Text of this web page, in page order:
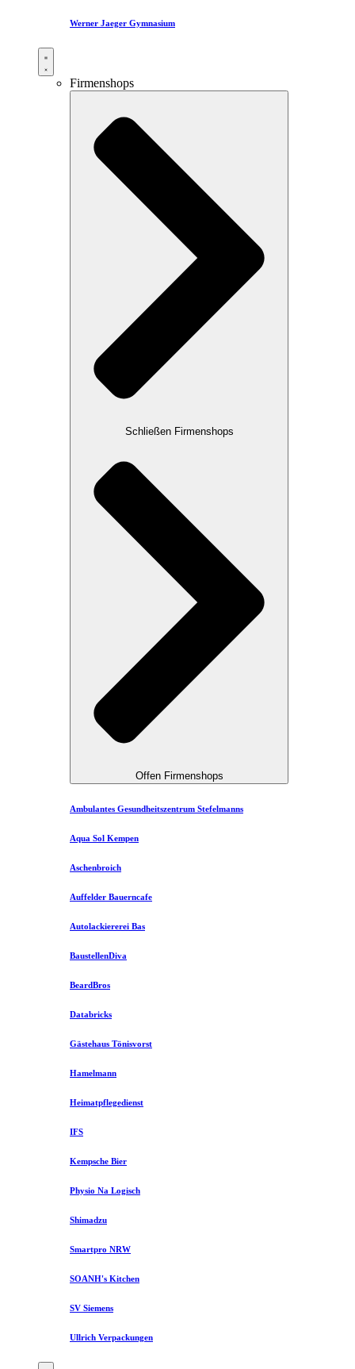
Werner Jaeger Gymnasium
Firmenshops
Schließen Firmenshops
Offen Firmenshops
Ambulantes Gesundheitszentrum Stefelmanns
Aqua Sol Kempen
Aschenbroich
Auffelder Bauerncafe
Autolackiererei Bas
BaustellenDiva
BeardBros
Databricks
Gästehaus Tönisvorst
Hamelmann
Heimatpflegedienst
IFS
Kempsche Bier
Physio Na Logisch
Shimadzu
Smartpro NRW
SOANH's Kitchen
SV Siemens
Ullrich Verpackungen